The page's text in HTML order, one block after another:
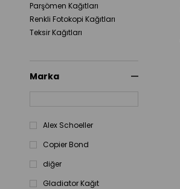
Parşömen Kağıtları
Renkli Fotokopi Kağıtları
Teksir Kağıtları
Marka
Alex Schoeller
Copier Bond
diğer
Gladiator Kağıt